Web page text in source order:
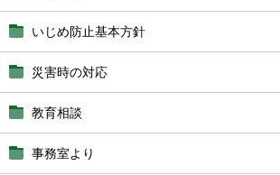
いじめ防止基本方針
災害時の対応
教育相談
事務室より